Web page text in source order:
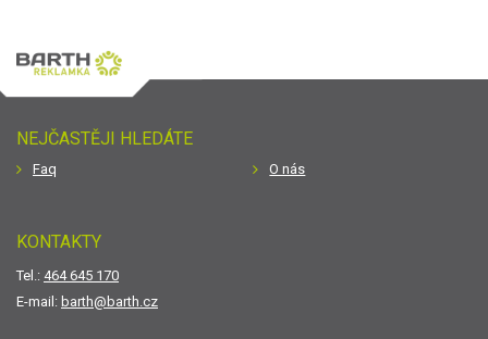
NEJČASTĚJI HLEDÁTE
Faq O nás
KONTAKTY
Tel.: 464 645 170
E-mail: barth@barth.cz